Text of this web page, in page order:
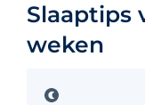
Slaaptips
weken